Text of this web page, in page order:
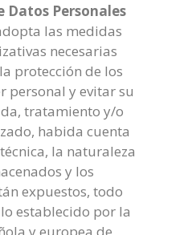
Datos Personales
las medidas
necesarias
protección de los
personal y evitar su
tratamiento y/o
habida cuenta
la naturaleza
y los
expuestos, todo
establecido por la
y europea de